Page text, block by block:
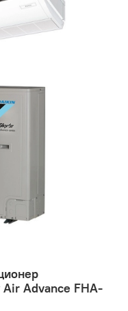
Air Advance FHA-